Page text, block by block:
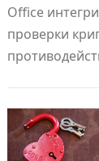
Office
проверки